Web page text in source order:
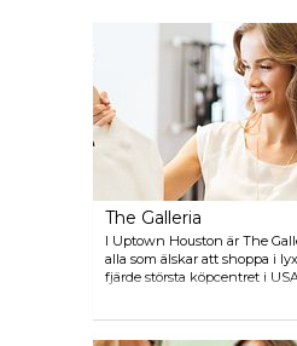
The Galleria
I Uptown Houston är The
alla som älskar att shoppa i
fjärde största köpcentret i
Houston detaljhandeln, kan